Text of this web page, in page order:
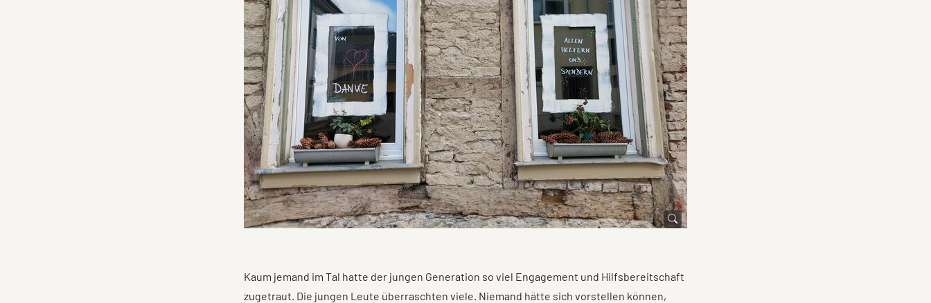
Kaum jemand im Tal hatte der jungen Generation so viel Engagement und Hilfsbereitschaft
zugetraut. Die jungen Leute überraschten viele. Niemand hätte sich vorstellen können,